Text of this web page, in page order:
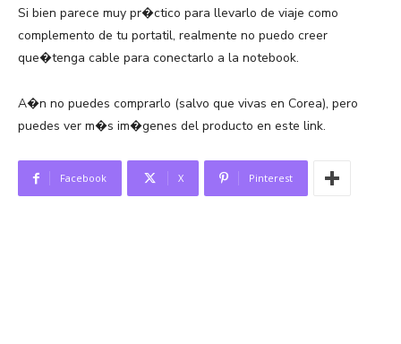
Si bien parece muy pr�ctico para llevarlo de viaje como
complemento de tu portatil, realmente no puedo creer
que�tenga cable para conectarlo a la notebook.
A�n no puedes comprarlo (salvo que vivas en Corea), pero
puedes ver m�s im�genes del producto en este link.
Facebook X Pinterest